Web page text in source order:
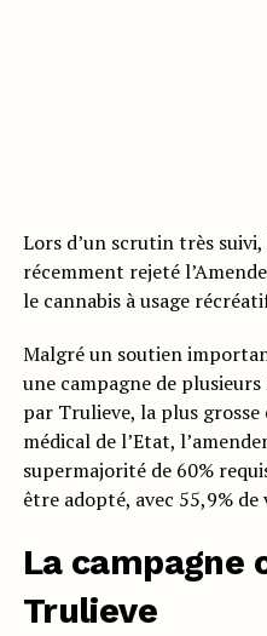
Lors d’un scrutin très
récemment rejeté
le cannabis à usage
Malgré un soutien
une campagne de
par Trulieve, la plus
médical de l’Etat,
supermajorité de 60%
être adopté, avec 55,9%
La campagne
Trulieve